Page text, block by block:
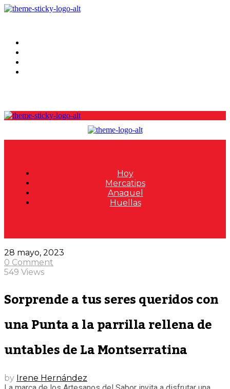
Hoy
Mercatips
Anaquel
Huellas
28 mayo, 2023
0 Comment
549 Views
Sorprende a tus seres queridos con
una Punta a la parrilla rellena de
untables de La Montserratina
by Irene Hernández